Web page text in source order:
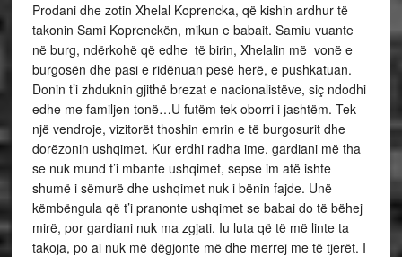
Prodani dhe zotin Xhelal Koprencka, që kishin ardhur të
takonin Sami Koprenckën, mikun e babait. Samiu vuante
në burg, ndërkohë që edhe të birin, Xhelalin më vonë e
burgosën dhe pasi e ridënuan pesë herë, e pushkatuan.
Donin t’i zhduknin gjithë brezat e nacionalistëve, siç ndodhi
edhe me familjen tonë…U futëm tek oborri i jashtëm. Tek
një vendroje, vizitorët thoshin emrin e të burgosurit dhe
dorëzonin ushqimet. Kur erdhi radha ime, gardiani më tha
se nuk mund t’i mbante ushqimet, sepse im atë ishte
shumë i sëmurë dhe ushqimet nuk i bënin fajde. Unë
këmbëngula që t’i pranonte ushqimet se babai do të bëhej
mirë, por gardiani nuk ma zgjati. Iu luta që të më linte ta
takoja, po ai nuk më dëgjonte më dhe merrej me të tjerët. I